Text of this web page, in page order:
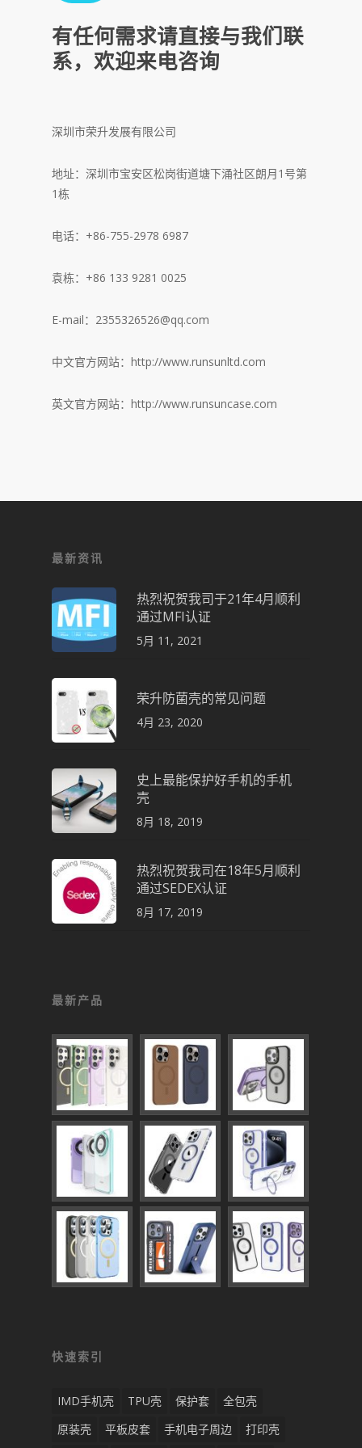
有任何需求请直接与我们联
系，欢迎来电咨询
深圳市荣升发展有限公司
地址：深圳市宝安区松岗街道塘下涌社区朗月1号第
1栋
电话：+86-755-2978 6987
袁栋：+86 133 9281 0025
E-mail：2355326526@qq.com
中文官方网站：http://www.runsunltd.com
英文官方网站：http://www.runsuncase.com
最新资讯
热烈祝贺我司于21年4月顺利
通过MFI认证
5月 11, 2021
荣升防菌壳的常见问题
4月 23, 2020
史上最能保护好手机的手机
壳
8月 18, 2019
热烈祝贺我司在18年5月顺利
通过SEDEX认证
8月 17, 2019
最新产品
快速索引
IMD手机壳 TPU壳 保护套
全包壳
原装壳
平板皮套 手机电子周边 打印壳